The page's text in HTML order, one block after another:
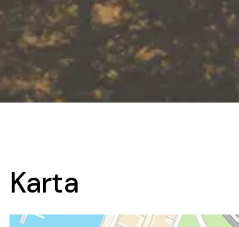
Karta